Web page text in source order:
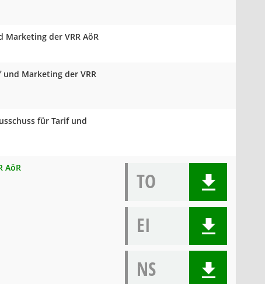
der VRR AöR
Marketing der VRR
für Tarif und
AöR
TO
EI
NS